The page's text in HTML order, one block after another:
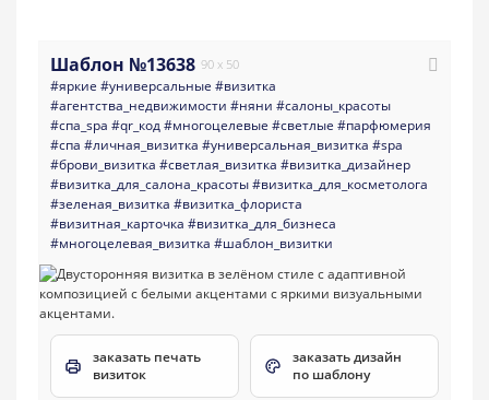
Шаблон №13638 90 x 50
#яркие #универсальные #визитка
#агентства_недвижимости #няни #салоны_красоты
#спа_spa #qr_код#многоцелевые #светлые #парфюмерия
#спа #личная_визитка #универсальная_визитка #spa
#брови_визитка #светлая_визитка #визитка_дизайнер
#визитка_для_салона_красоты#визитка_для_косметолога
#зеленая_визитка #визитка_флориста
#визитная_карточка #визитка_для_бизнеса
#многоцелевая_визитка #шаблон_визитки
заказать печать
визиток
заказать дизайн
по шаблону